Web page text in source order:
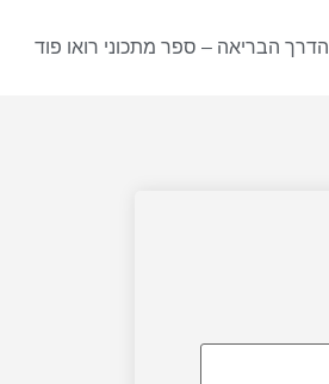
הדרך הבריאה – ספר מתכוני רואו פוד